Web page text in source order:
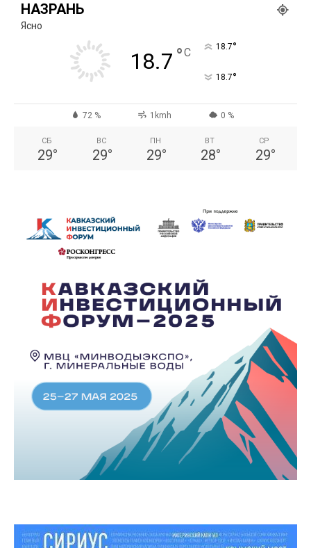
НАЗРАНЬ
Ясно
18.7 °C 18.7°
18.7°
72 % 1kmh 0 %
СБ
29°
ВС
29°
ПН
29°
ВТ
28°
СР
29°